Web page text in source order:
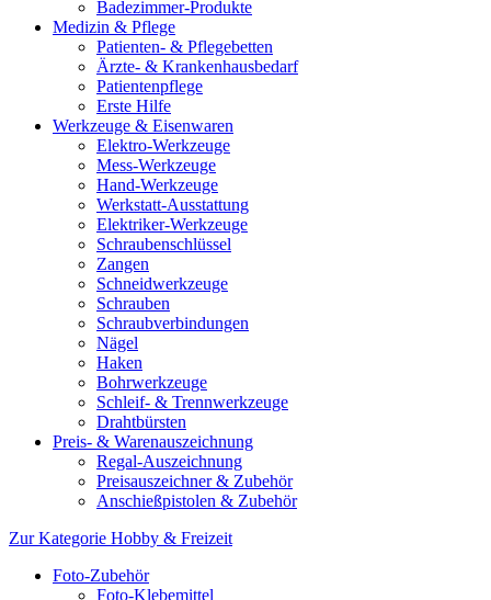
Badezimmer-Produkte
Medizin & Pflege
Patienten- & Pflegebetten
Ärzte- & Krankenhausbedarf
Patientenpflege
Erste Hilfe
Werkzeuge & Eisenwaren
Elektro-Werkzeuge
Mess-Werkzeuge
Hand-Werkzeuge
Werkstatt-Ausstattung
Elektriker-Werkzeuge
Schraubenschlüssel
Zangen
Schneidwerkzeuge
Schrauben
Schraubverbindungen
Nägel
Haken
Bohrwerkzeuge
Schleif- & Trennwerkzeuge
Drahtbürsten
Preis- & Warenauszeichnung
Regal-Auszeichnung
Preisauszeichner & Zubehör
Anschießpistolen & Zubehör
Zur Kategorie Hobby & Freizeit
Foto-Zubehör
Foto-Klebemittel